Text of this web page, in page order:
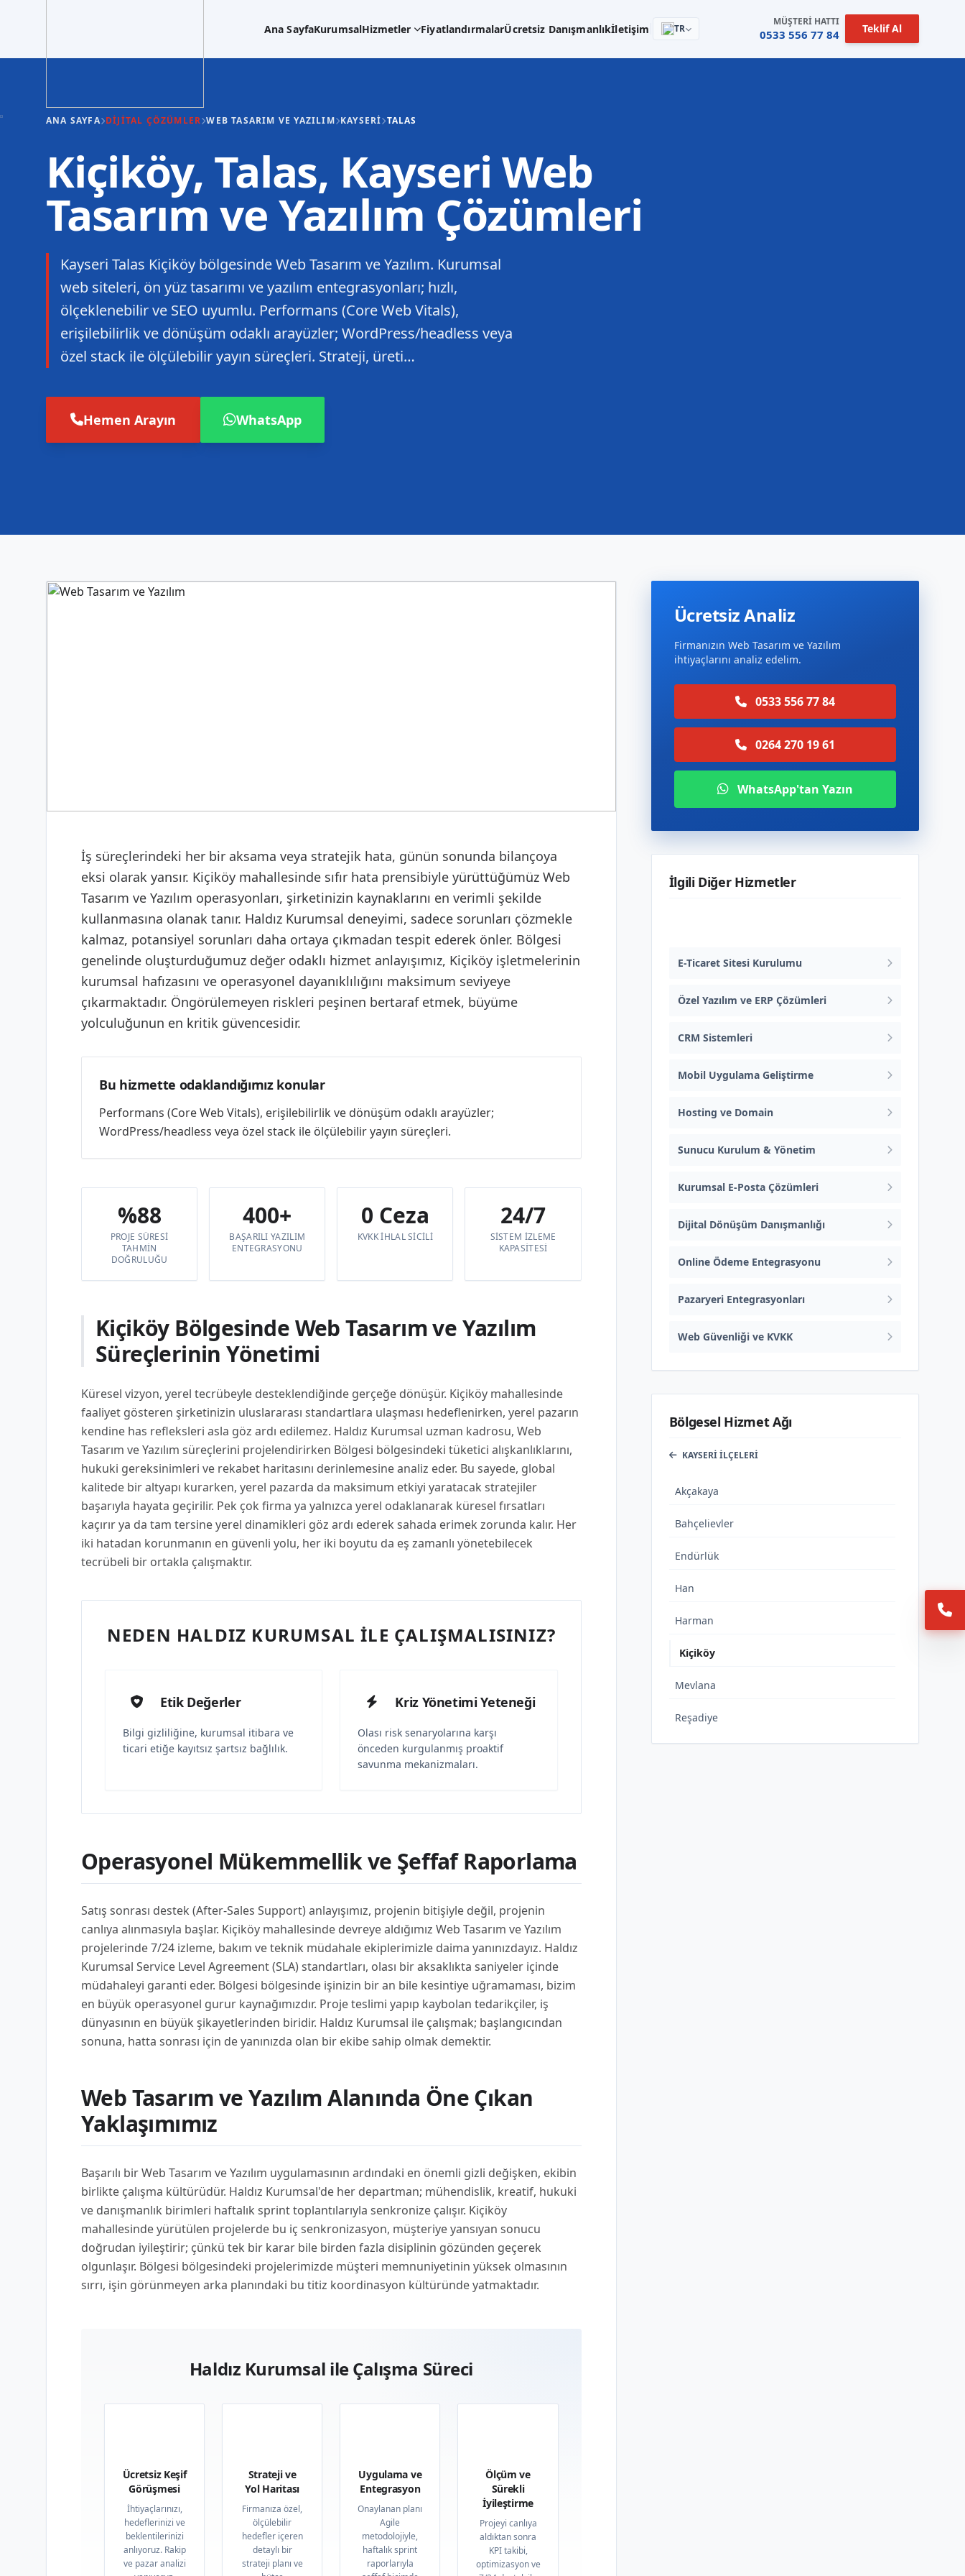
Ana SayfaKurumsalHizmetler FiyatlandırmalarÜcretsiz Danışmanlıkİletişim TR
MÜŞTERI HATTI
0533 556 77 84 Teklif Al
ANA SAYFA DIJITAL ÇÖZÜMLER WEB TASARIM VE YAZILIM KAYSERI TALAS
Kiçiköy, Talas, Kayseri Web
Tasarım ve Yazılım Çözümleri
Kayseri Talas Kiçiköy bölgesinde Web Tasarım ve Yazılım. Kurumsal
web siteleri, ön yüz tasarımı ve yazılım entegrasyonları; hızlı,
ölçeklenebilir ve SEO uyumlu. Performans (Core Web Vitals),
erişilebilirlik ve dönüşüm odaklı arayüzler; WordPress/headless veya
özel stack ile ölçülebilir yayın süreçleri. Strateji, üreti…
Hemen Arayın WhatsApp
İş süreçlerindeki her bir aksama veya stratejik hata, günün sonunda bilançoya
eksi olarak yansır. Kiçiköy mahallesinde sıfır hata prensibiyle yürüttüğümüz Web
Tasarım ve Yazılım operasyonları, şirketinizin kaynaklarını en verimli şekilde
kullanmasına olanak tanır. Haldız Kurumsal deneyimi, sadece sorunları çözmekle
kalmaz, potansiyel sorunları daha ortaya çıkmadan tespit ederek önler. Bölgesi
genelinde oluşturduğumuz değer odaklı hizmet anlayışımız, Kiçiköy işletmelerinin
kurumsal hafızasını ve operasyonel dayanıklılığını maksimum seviyeye
çıkarmaktadır. Öngörülemeyen riskleri peşinen bertaraf etmek, büyüme
yolculuğunun en kritik güvencesidir.
Bu hizmette odaklandığımız konular
Performans (Core Web Vitals), erişilebilirlik ve dönüşüm odaklı arayüzler;
WordPress/headless veya özel stack ile ölçülebilir yayın süreçleri.
%88
PROJE SÜRESI
TAHMIN
DOĞRULUĞU
400+
BAŞARILI YAZILIM
ENTEGRASYONU
0 Ceza
KVKK IHLAL SICILI
24/7
SISTEM IZLEME
KAPASITESI
Kiçiköy Bölgesinde Web Tasarım ve Yazılım
Süreçlerinin Yönetimi
Küresel vizyon, yerel tecrübeyle desteklendiğinde gerçeğe dönüşür. Kiçiköy mahallesinde
faaliyet gösteren şirketinizin uluslararası standartlara ulaşması hedeflenirken, yerel pazarın
kendine has refleksleri asla göz ardı edilemez. Haldız Kurumsal uzman kadrosu, Web
Tasarım ve Yazılım süreçlerini projelendirirken Bölgesi bölgesindeki tüketici alışkanlıklarını,
hukuki gereksinimleri ve rekabet haritasını derinlemesine analiz eder. Bu sayede, global
kalitede bir altyapı kurarken, yerel pazarda da maksimum etkiyi yaratacak stratejiler
başarıyla hayata geçirilir. Pek çok firma ya yalnızca yerel odaklanarak küresel fırsatları
kaçırır ya da tam tersine yerel dinamikleri göz ardı ederek sahada erimek zorunda kalır. Her
iki hatadan korunmanın en güvenli yolu, her iki boyutu da eş zamanlı yönetebilecek
tecrübeli bir ortakla çalışmaktır.
NEDEN HALDIZ KURUMSAL İLE ÇALIŞMALISINIZ?
Etik Değerler
Bilgi gizliliğine, kurumsal itibara ve
ticari etiğe kayıtsız şartsız bağlılık.
Kriz Yönetimi Yeteneği
Olası risk senaryolarına karşı
önceden kurgulanmış proaktif
savunma mekanizmaları.
Operasyonel Mükemmellik ve Şeffaf Raporlama
Satış sonrası destek (After-Sales Support) anlayışımız, projenin bitişiyle değil, projenin
canlıya alınmasıyla başlar. Kiçiköy mahallesinde devreye aldığımız Web Tasarım ve Yazılım
projelerinde 7/24 izleme, bakım ve teknik müdahale ekiplerimizle daima yanınızdayız. Haldız
Kurumsal Service Level Agreement (SLA) standartları, olası bir aksaklıkta saniyeler içinde
müdahaleyi garanti eder. Bölgesi bölgesinde işinizin bir an bile kesintiye uğramaması, bizim
en büyük operasyonel gurur kaynağımızdır. Proje teslimi yapıp kaybolan tedarikçiler, iş
dünyasının en büyük şikayetlerinden biridir. Haldız Kurumsal ile çalışmak; başlangıcından
sonuna, hatta sonrası için de yanınızda olan bir ekibe sahip olmak demektir.
Web Tasarım ve Yazılım Alanında Öne Çıkan
Yaklaşımımız
Başarılı bir Web Tasarım ve Yazılım uygulamasının ardındaki en önemli gizli değişken, ekibin
birlikte çalışma kültürüdür. Haldız Kurumsal'de her departman; mühendislik, kreatif, hukuki
ve danışmanlık birimleri haftalık sprint toplantılarıyla senkronize çalışır. Kiçiköy
mahallesinde yürütülen projelerde bu iç senkronizasyon, müşteriye yansıyan sonucu
doğrudan iyileştirir; çünkü tek bir karar bile birden fazla disiplinin gözünden geçerek
olgunlaşır. Bölgesi bölgesindeki projelerimizde müşteri memnuniyetinin yüksek olmasının
sırrı, işin görünmeyen arka planındaki bu titiz koordinasyon kültüründe yatmaktadır.
Haldız Kurumsal ile Çalışma Süreci
Ücretsiz Keşif
Görüşmesi
İhtiyaçlarınızı,
hedeflerinizi ve
beklentilerinizi
anlıyoruz. Rakip
ve pazar analizi
Strateji ve
Yol Haritası
Firmanıza özel,
ölçülebilir
hedefler içeren
detaylı bir
strateji planı ve
Uygulama ve
Entegrasyon
Onaylanan planı
Agile
metodolojiyle,
haftalık sprint
raporlarıyla
Ölçüm ve
Sürekli
İyileştirme
Projeyi canlıya
aldıktan sonra
KPI takibi,
optimizasyon ve
Ücretsiz Analiz
Firmanızın Web Tasarım ve Yazılım
ihtiyaçlarını analiz edelim.
0533 556 77 84
0264 270 19 61
WhatsApp'tan Yazın
İlgili Diğer Hizmetler
E-Ticaret Sitesi Kurulumu
Özel Yazılım ve ERP Çözümleri
CRM Sistemleri
Mobil Uygulama Geliştirme
Hosting ve Domain
Sunucu Kurulum & Yönetim
Kurumsal E-Posta Çözümleri
Dijital Dönüşüm Danışmanlığı
Online Ödeme Entegrasyonu
Pazaryeri Entegrasyonları
Web Güvenliği ve KVKK
Bölgesel Hizmet Ağı
KAYSERI İLÇELERI
Akçakaya
Bahçelievler
Endürlük
Han
Harman
Kiçiköy
Mevlana
Reşadiye